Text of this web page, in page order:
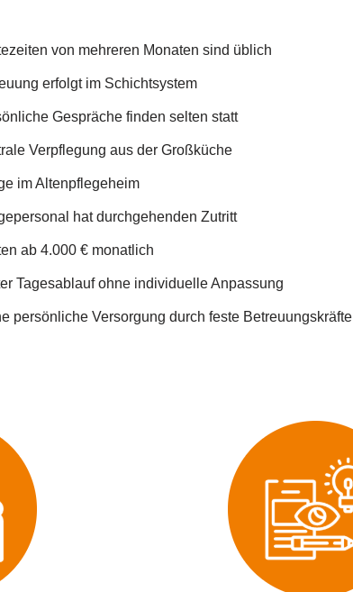
von mehreren Monaten sind üblich
erfolgt im Schichtsystem
Gespräche finden selten statt
Verpflegung aus der Großküche
im Altenpflegeheim
hat durchgehenden Zutritt
ab 4.000 € monatlich
Tagesablauf ohne individuelle Anpassung
persönliche Versorgung durch feste Betreuungskräfte